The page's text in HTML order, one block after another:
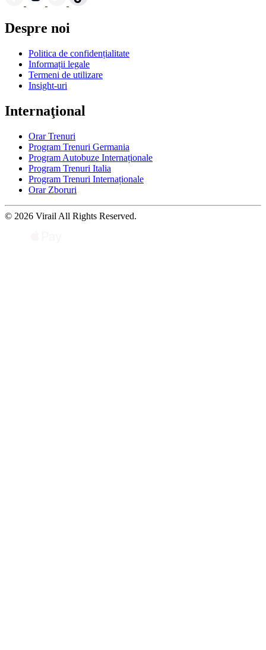
Despre noi
Politica de confidențialitate
Informații legale
Termeni de utilizare
Insight-uri
Internaţional
Orar Trenuri
Program Trenuri Germania
Program Autobuze Internaționale
Program Trenuri Italia
Program Trenuri Internaționale
Orar Zboruri
© 2026 Virail All Rights Reserved.